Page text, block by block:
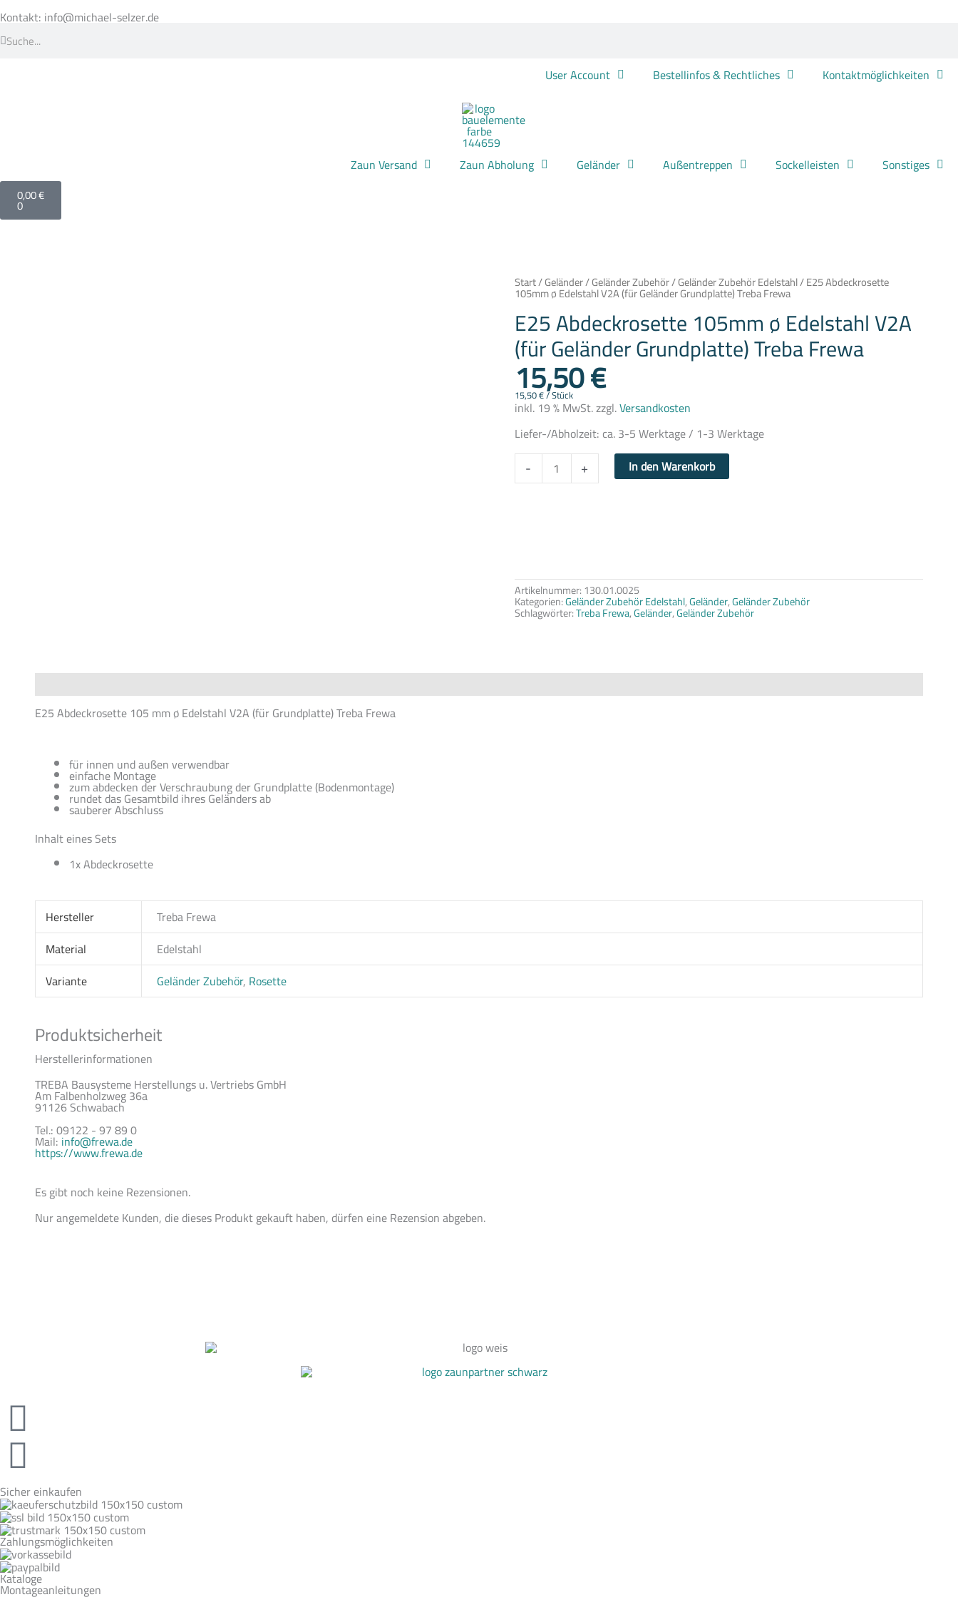
Inhalt
springen
Kontakt: info@michael-selzer.de
Suche
Suche
User Account Bestellinfos & Rechtliches Kontaktmöglichkeiten
Zaun Versand Zaun Abholung Geländer Außentreppen Sockelleisten Sonstiges
0,00€
0
Warenkorb
Start/Geländer/Geländer Zubehör/Geländer Zubehör Edelstahl/ E25 Abdeckrosette
105mm ø Edelstahl V2A (für Geländer Grundplatte) Treba Frewa
E25 Abdeckrosette 105mm ø Edelstahl V2A
(für Geländer Grundplatte) Treba Frewa
15,50€
15,50€/Stück
inkl. 19 % MwSt.zzgl.Versandkosten
Liefer-/Abholzeit: ca. 3-5 Werktage / 1-3 Werktage
-
E25
Abdeckrosette
105mm
ø
Edelstahl
V2A
(für
Geländer
Grundplatte)
Treba
Frewa
Menge
+ In den Warenkorb
Artikelnummer:130.01.0025
Kategorien:Geländer Zubehör Edelstahl,Geländer,Geländer Zubehör
Schlagwörter:Treba Frewa,Geländer,Geländer Zubehör
E25 Abdeckrosette 105 mm ø Edelstahl V2A (für Grundplatte) Treba Frewa
für innen und außen verwendbar
einfache Montage
zum abdecken der Verschraubung der Grundplatte (Bodenmontage)
rundet das Gesamtbild ihres Geländers ab
sauberer Abschluss
Inhalt eines Sets
1x Abdeckrosette
Hersteller
Treba Frewa
Material
Edelstahl
Variante
Geländer Zubehör, Rosette
Produktsicherheit
Herstellerinformationen
TREBA Bausysteme Herstellungs u. Vertriebs GmbH
Am Falbenholzweg 36a
91126 Schwabach
Tel.: 09122 - 97 89 0
Mail:info@frewa.de
https://www.frewa.de
Es gibt noch keine Rezensionen.
Nur angemeldete Kunden, die dieses Produkt gekauft haben, dürfen eine Rezension abgeben.
Sicher einkaufen
Zahlungsmöglichkeiten
Kataloge
Montageanleitungen